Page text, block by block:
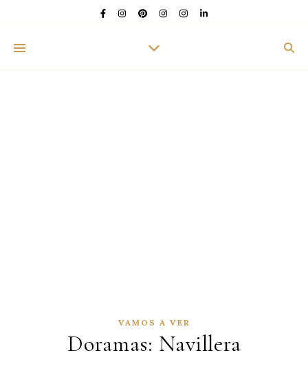
VAMOS A VER
Doramas: Navillera